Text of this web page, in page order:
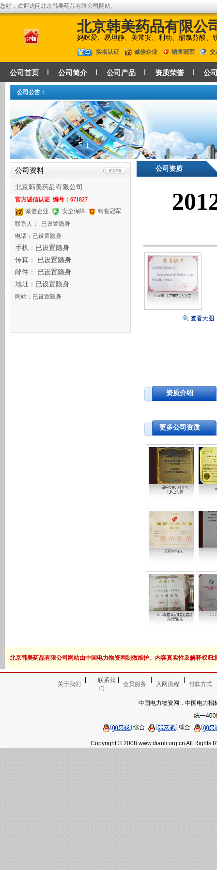
您好，欢迎访问北京韩美药品有限公司网站。
北京韩美药品有限公
妈咪爱、易坦静、美常安、利动、醋氯芬酸、
实名认证 诚信企业 销售冠军 交
公司首页 公司简介 公司产品 资质荣誉 公
公司公告：
公司资料
北京韩美药品有限公司
官方诚信认证 编号：671827
诚信企业
安全保障
销售冠军
联系人： 已设置隐身
电话：已设置隐身
手机：已设置隐身
传真： 已设置隐身
邮件： 已设置隐身
地址：已设置隐身
网站：已设置隐身
公司资质
资质介绍
更多公司资质
最受欢迎儿科用药儿科止泻药 中国
高新技术企业 08-14放
北京韩美药品有限公司网站由中国电力物资网制做维护。内容真实性及解释权归
关于我们
联系我
们
会员服务 入网流程 付款方式
中国电力物资网，中国电力招
综合 综合
Copyright © 2008 www.dianli.org.cn All Rights